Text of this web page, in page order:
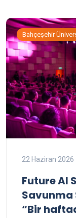
Bahçeşehir
22 Haziran 2026
Future AI
Savunma
“Bir